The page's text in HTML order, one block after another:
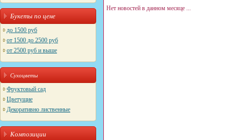
Букеты по цене
до 1500 руб
от 1500 до 2500 руб
от 2500 руб и выше
Сухоцветы
Фруктовый сад
Цветущие
Декоративно лиственные
Композиции
Нет новостей в данном месяце ...